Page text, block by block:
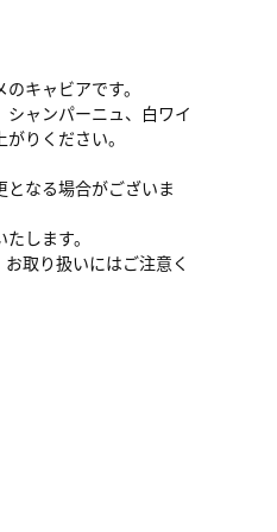
キャビアです。
ャンパーニュ、白ワイ
りください。
なる場合がございま
します。
取り扱いにはご注意く